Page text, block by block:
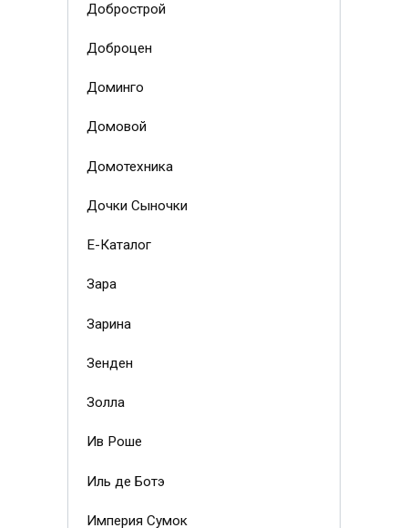
Добрострой
Доброцен
Доминго
Домовой
Домотехника
Дочки Сыночки
Е-Каталог
Зара
Зарина
Зенден
Золла
Ив Роше
Иль де Ботэ
Империя Сумок